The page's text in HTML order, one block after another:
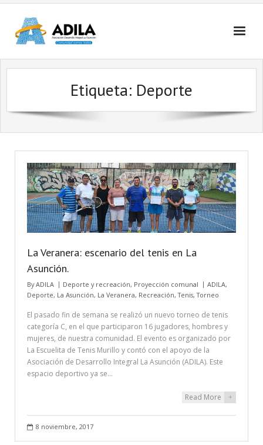
Nosotros
Etiqueta: Deporte
La Veranera: escenario del tenis en La
Asunción.
ByADILA Deporte y recreación, Proyección comunal ADILA,
Deporte, La Asunción, La Veranera, Recreación,Tenis,Torneo
El pasado fin de semana se realizó un nuevo torneo de tenis
categoría C, en el que participaron 16 jugadores, hombres y
mujeres, de nuestra comunidad. El evento es organizado por
La Escuelita de Tenis Murillo y contó con el apoyo de la
Asociación de Desarrollo Integral La Asunción (ADILA). Este
espacio deportivo ya se…
Read More +
8 noviembre, 2017